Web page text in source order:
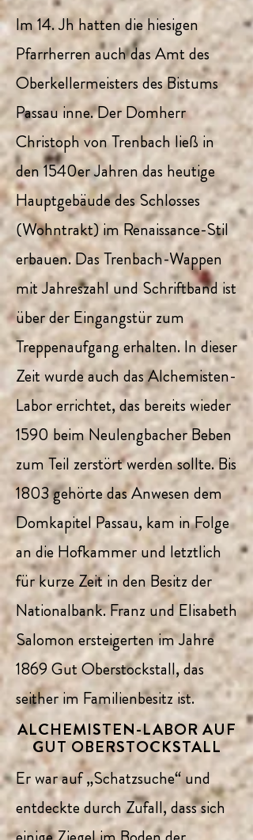
Im 14. Jh hatten die hiesigen
Pfarrherren auch das Amt des
Oberkellermeisters des Bistums
Passau inne. Der Domherr
Christoph von Trenbach ließ in
den 1540er Jahren das heutige
Hauptgebäude des Schlosses
(Wohntrakt) im Renaissance-Stil
erbauen. Das Trenbach-Wappen
mit Jahreszahl und Schriftband ist
über der Eingangstür zum
Treppenaufgang erhalten. In dieser
Zeit wurde auch das Alchemisten-
Labor errichtet, das bereits wieder
1590 beim Neulengbacher Beben
zum Teil zerstört werden sollte. Bis
1803 gehörte das Anwesen dem
Domkapitel Passau, kam in Folge
an die Hofkammer und letztlich
für kurze Zeit in den Besitz der
Nationalbank. Franz und Elisabeth
Salomon ersteigerten im Jahre
1869 Gut Oberstockstall, das
seither im Familienbesitz ist.
ALCHEMISTEN-LABOR AUF
GUT OBERSTOCKSTALL
Er war auf „Schatzsuche“ und
entdeckte durch Zufall, dass sich